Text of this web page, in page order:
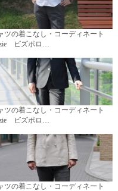
ツの着こなし・コーディネート
ビズポロ…
ツの着こなし・コーディネート
ビズポロ…
ツの着こなし・コーディネート